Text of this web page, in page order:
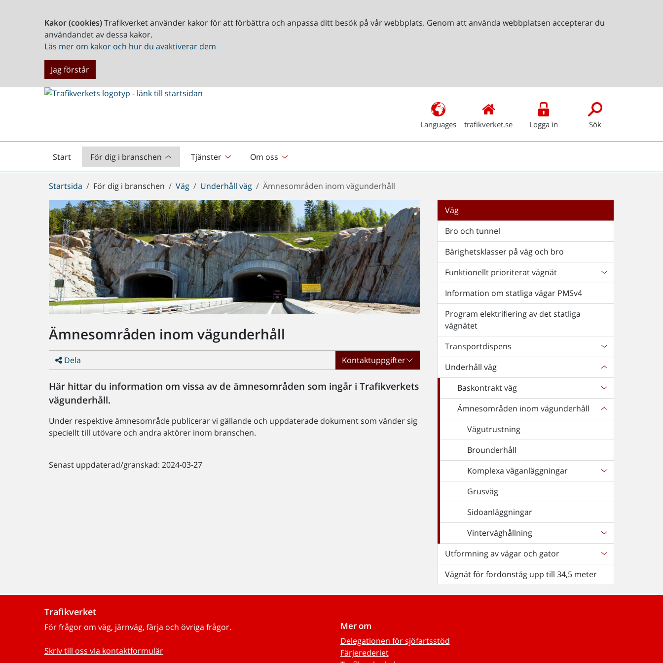
Kakor (cookies)Trafikverket använder kakor för att förbättra och anpassa ditt besök på vår webbplats. Genom att använda webbplatsen accepterar du
användandet av dessa kakor.
Läs mer om kakor och hur du avaktiverar dem
Jag förstår
Languages trafikverket.se Logga in Sök
Start
Startsida För dig i branschen Tjänster Om oss
Du
är
här:
Startsida För dig i branschen Väg Underhåll väg Ämnesområden inom vägunderhåll
Ämnesområden inom vägunderhåll
Dela Kontaktuppgifter
Här hittar du information om vissa av de ämnesområden som ingår i Trafikverkets
vägunderhåll.
Under respektive ämnesområde publicerar vi gällande och uppdaterade dokument som vänder sig
speciellt till utövare och andra aktörer inom branschen.
Senast uppdaterad/granskad: 2024-03-27
Väg
Bro och tunnel
Bärighetsklasser på väg och bro
Funktionellt prioriterat vägnät
Information om statliga vägar PMSv4
Program elektrifiering av det statliga
vägnätet
Transportdispens
Underhåll väg
Baskontrakt väg
Ämnesområden inom vägunderhåll
Vägutrustning
Brounderhåll
Komplexa väganläggningar
Grusväg
Sidoanläggningar
Vinterväghållning
Utformning av vägar och gator
Vägnät för fordonståg upp till 34,5 meter
Trafikverket
För frågor om väg, järnväg, färja och övriga frågor.
Skriv till oss via kontaktformulär
Mer om
Delegationen för sjöfartsstöd
Färjerederiet